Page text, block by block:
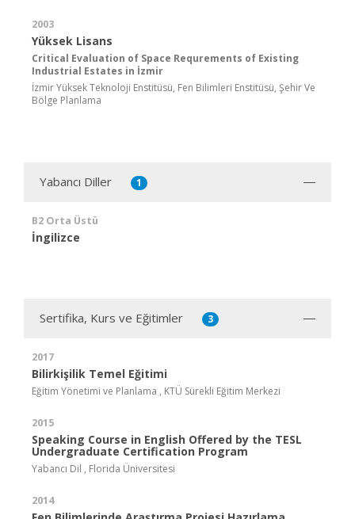
2003
Yüksek Lisans
Critical Evaluation of Space Requrements of Existing
Industrial Estates in İzmir
İzmir Yüksek Teknoloji Enstitüsü, Fen Bilimleri Enstitüsü, Şehir Ve
Bölge Planlama
Yabancı Diller 1
B2 Orta Üstü
İngilizce
Sertifika, Kurs ve Eğitimler 3
2017
Bilirkişilik Temel Eğitimi
Eğitim Yönetimi ve Planlama , KTÜ Sürekli Eğitim Merkezi
2015
Speaking Course in English Offered by the TESL
Undergraduate Certification Program
Yabancı Dil , Florida Üniversitesi
2014